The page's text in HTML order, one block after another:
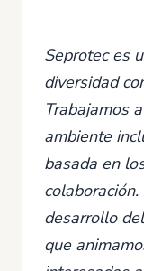
Seprotec es
diversidad
Trabajamos
ambiente
basada en
desarrollo
que